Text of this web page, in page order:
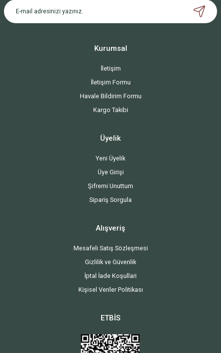
Kurumsal
İletişim
İletişim Formu
Havale Bildirim Formu
Kargo Takibi
Üyelik
Yeni Üyelik
Üye Girişi
Şifremi Unuttum
Sipariş Sorgula
Alışveriş
Mesafeli Satış Sözleşmesi
Gizlilik ve Güvenlik
İptal İade Koşullari
Kişisel Veriler Politikası
ETBİS